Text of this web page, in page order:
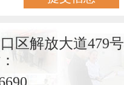
区解放大道479号